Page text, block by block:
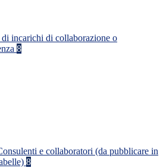
incarichi di collaborazione o
8
e collaboratori (da pubblicare in
8